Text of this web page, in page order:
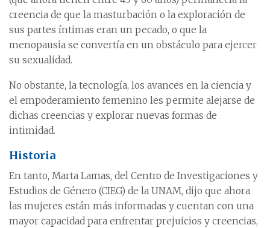
creencia de que la masturbación o la exploración de
sus partes íntimas eran un pecado, o que la
menopausia se convertía en un obstáculo para ejercer
su sexualidad.
No obstante, la tecnología, los avances en la ciencia y
el empoderamiento femenino les permite alejarse de
dichas creencias y explorar nuevas formas de
intimidad.
Historia
En tanto, Marta Lamas, del Centro de Investigaciones y
Estudios de Género (CIEG) de la UNAM, dijo que ahora
las mujeres están más informadas y cuentan con una
mayor capacidad para enfrentar prejuicios y creencias,